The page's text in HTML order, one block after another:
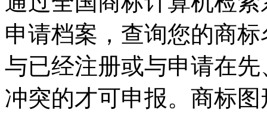
申请档案，查询您的商
与已经注册或与申请在
冲突的才可申报。商标